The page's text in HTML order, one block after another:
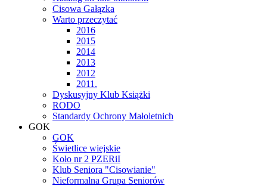
Cisowa Gałązka
Warto przeczytać
2016
2015
2014
2013
2012
2011.
Dyskusyjny Klub Książki
RODO
Standardy Ochrony Małoletnich
GOK
GOK
Świetlice wiejskie
Koło nr 2 PZERiI
Klub Seniora "Cisowianie"
Nieformalna Grupa Seniorów